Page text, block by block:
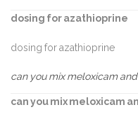
dosing for azathioprine
dosing for azathioprine
can you mix meloxicam
can you mix meloxicam